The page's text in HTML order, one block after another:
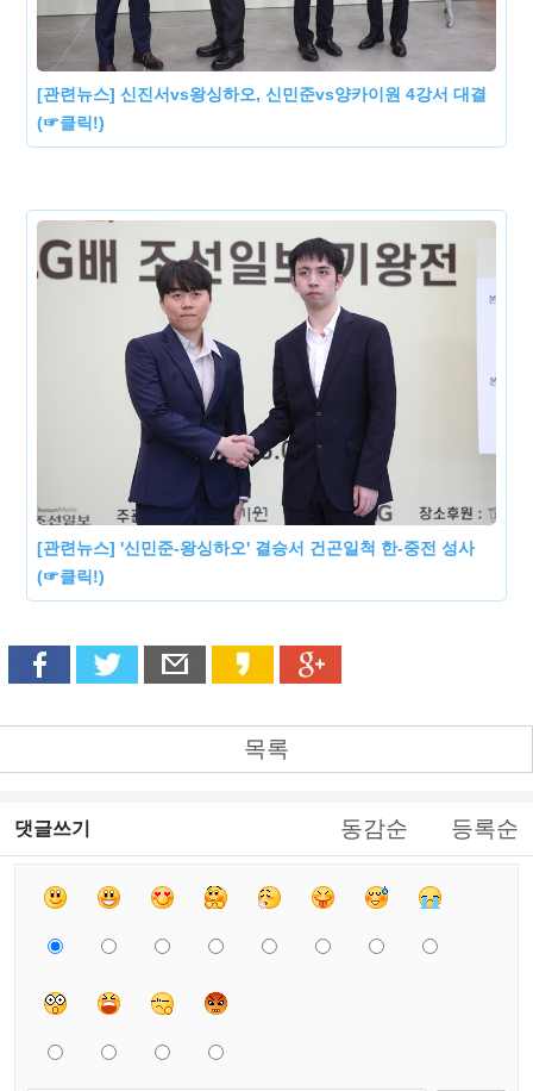
[관련뉴스] 신진서vs왕싱하오, 신민준vs양카이원 4강서 대결
(☞클릭!)
[관련뉴스] '신민준-왕싱하오' 결승서 건곤일척 한-중전 성사
(☞클릭!)
목록
댓글쓰기 동감순 등록순